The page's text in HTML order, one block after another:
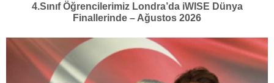
4.Sınıf Öğrencilerimiz Londra’da iWISE Dünya
Finallerinde – Ağustos 2026